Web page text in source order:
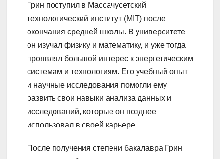
Грин поступил в Массачусетский
технологический институт (MIT) после
окончания средней школы. В университете
он изучал физику и математику, и уже тогда
проявлял большой интерес к энергетическим
системам и технологиям. Его учебный опыт
и научные исследования помогли ему
развить свои навыки анализа данных и
исследований, которые он позднее
использовал в своей карьере.
После получения степени бакалавра Грин